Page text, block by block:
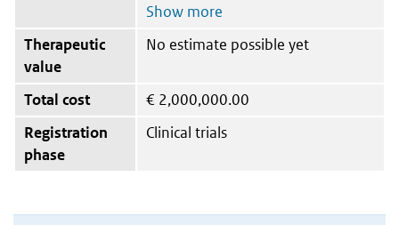
Therapeutic
value
No estimate possible yet
Total cost € 2,000,000.00
Registration
phase
Clinical trials